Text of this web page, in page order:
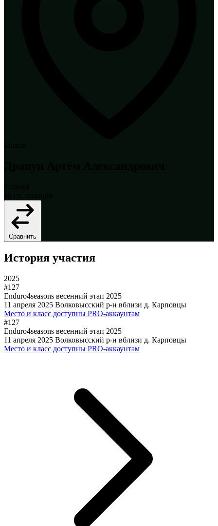
Сравнить
История участия
2025
#127
Enduro4seasons весенний этап 2025
11 апреля 2025 Волковысский р-н вблизи д. Карповцы
Место и класс доступны PRO-аккаунтам
#127
Enduro4seasons весенний этап 2025
11 апреля 2025 Волковысский р-н вблизи д. Карповцы
Место и класс доступны PRO-аккаунтам